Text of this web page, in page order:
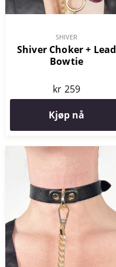
SHIVER
Shiver Choker + Lead
Bowtie
kr 259
Kjøp nå